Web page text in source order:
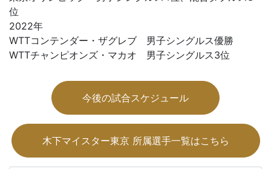
位
2022年
WTTコンテンダー・ザグレブ 男子シングルス優勝
WTTチャンピオンズ・マカオ 男子シングルス3位
今後の試合スケジュール
木下マイスター東京 所属選手一覧はこちら